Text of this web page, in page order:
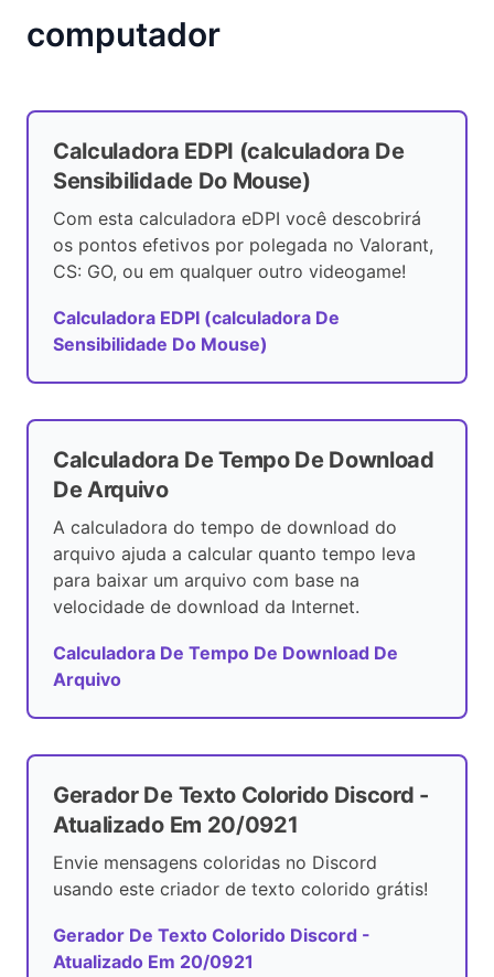
computador
Calculadora EDPI (calculadora De
Sensibilidade Do Mouse)
Com esta calculadora eDPI você descobrirá
os pontos efetivos por polegada no Valorant,
CS: GO, ou em qualquer outro videogame!
Calculadora EDPI (calculadora De
Sensibilidade Do Mouse)
Calculadora De Tempo De Download
De Arquivo
A calculadora do tempo de download do
arquivo ajuda a calcular quanto tempo leva
para baixar um arquivo com base na
velocidade de download da Internet.
Calculadora De Tempo De Download De
Arquivo
Gerador De Texto Colorido Discord -
Atualizado Em 20/0921
Envie mensagens coloridas no Discord
usando este criador de texto colorido grátis!
Gerador De Texto Colorido Discord -
Atualizado Em 20/0921